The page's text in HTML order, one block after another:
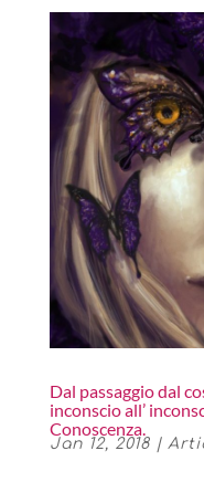
Dal passaggio dal
inconscio all’
Conoscenza.
Jan 12, 2018|